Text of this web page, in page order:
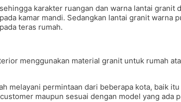
karakter ruangan dan warna lantai
kamar mandi. Sedangkan lantai granit
teras rumah.
menggunakan material granit untuk rumah
melayani permintaan dari beberapa kota, baik
maupun sesuai dengan model yang ada